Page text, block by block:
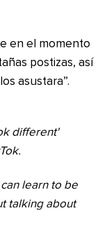
en el momento
postizas, así
asustara”.
different'
learn to be
talking about